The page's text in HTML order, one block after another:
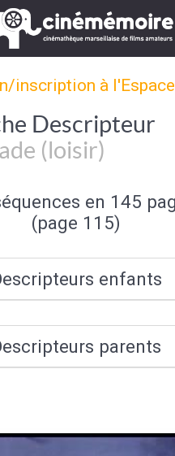
inscription à
Descripteur
(loisir)
en 145
(page 115)
enfants
Promenade équestre
parents